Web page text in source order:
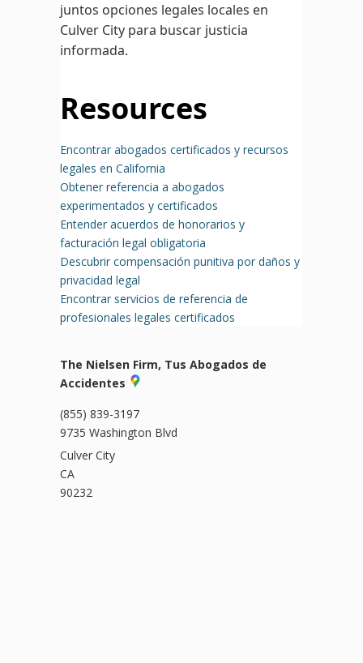
juntos opciones legales locales en
Culver City para buscar justicia
informada.
Resources
Encontrar abogados certificados y recursos
legales en California
Obtener referencia a abogados
experimentados y certificados
Entender acuerdos de honorarios y
facturación legal obligatoria
Descubrir compensación punitiva por daños y
privacidad legal
Encontrar servicios de referencia de
profesionales legales certificados
The Nielsen Firm, Tus Abogados de
Accidentes
(855) 839-3197
9735 Washington Blvd
Culver City
CA
90232